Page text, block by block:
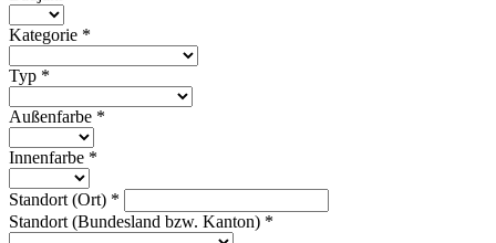
Kategorie *
Typ *
Außenfarbe *
Innenfarbe *
Standort (Ort) *
Standort (Bundesland bzw. Kanton) *